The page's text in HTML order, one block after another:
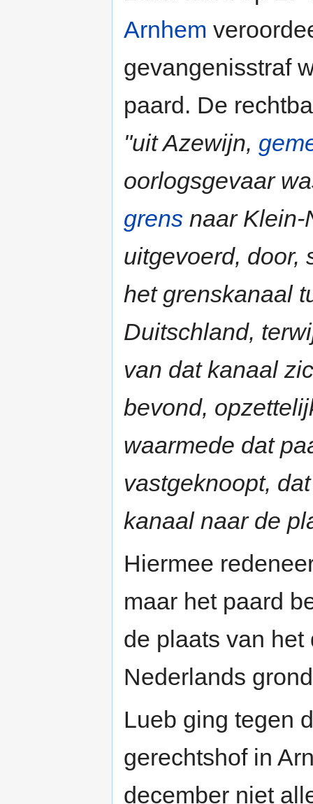
Arnhem
gevangenisstraf
paard. De
"uit Azewijn,
oorlogsgevaar
grens naar Klein-
uitgevoerd, door,
het grenskanaal
Duitschland,
van dat kanaal
bevond,
waarmede dat
vastgeknoopt,
kanaal naar de
Hiermee
maar het paard
de plaats van
Nederlands
Lueb ging tegen
gerechtshof in
december niet